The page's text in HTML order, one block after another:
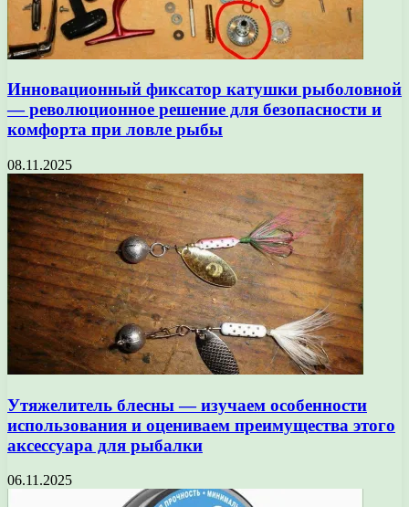
Инновационный фиксатор катушки рыболовной
— революционное решение для безопасности и
комфорта при ловле рыбы
08.11.2025
Утяжелитель блесны — изучаем особенности
использования и оцениваем преимущества этого
аксессуара для рыбалки
06.11.2025